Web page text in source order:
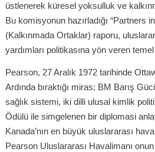
üstlenerek küresel yoksulluk ve
Bu komisyonun hazırladığı “Partners
(Kalkınmada Ortaklar) raporu,
yardımları politikasına yön veren
Pearson, 27 Aralık 1972 tarihinde
Ardında bıraktığı miras; BM Barış
sağlık sistemi, iki dilli ulusal kimlik
Ödülü ile simgelenen bir diplomasi
Kanada’nın en büyük uluslararası
Pearson Uluslararası Havalimanı